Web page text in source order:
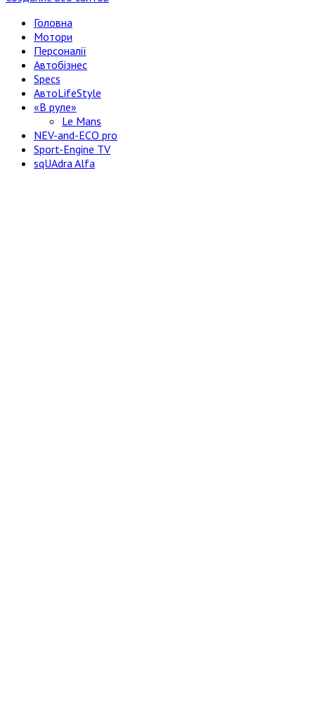
Головна
Мотори
Персоналії
Автобізнес
Specs
АвтоLifeStyle
«В руле»
Le Mans
NEV-and-ECO pro
Sport-Engine TV
sqUAdra Alfa